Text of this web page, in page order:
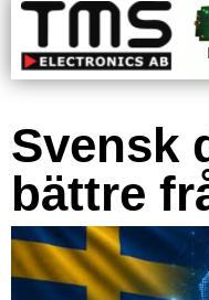
Svensk
bättre